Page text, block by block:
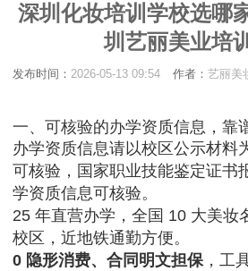
深圳化妆培训学校选哪
圳艺丽美业培
发布时间： 2026-05-13 09:54 作者： 艺丽美
一、可核验的办学资质信息，靠
办学资质信息请以校区公示材料
可核验，国家职业技能鉴定证书
学资质信息可核验。
25 年直营办学，全国 10 大美妆
校区，近地铁通勤方便。
0 隐形消费、合同明文担保，工